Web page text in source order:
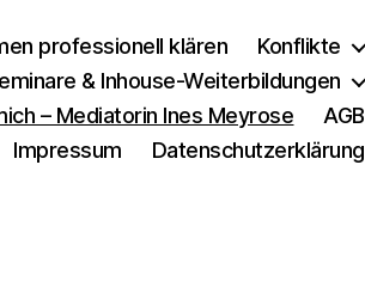
professionell klären
Konflikte
& Inhouse-Weiterbildungen
– Mediatorin Ines Meyrose
AGB
Impressum
Datenschutzerklärung